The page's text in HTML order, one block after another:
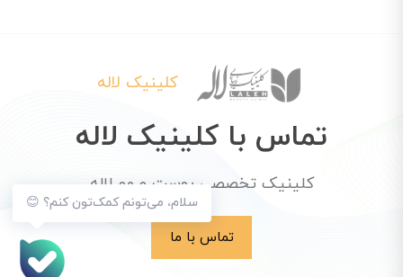
سلام، می‌تونم کمک‌تون کنم؟ 😊
کلینیک لاله
تماس با کلینیک لاله
کلینیک تخصصی پوست و مو لاله
تماس با ما